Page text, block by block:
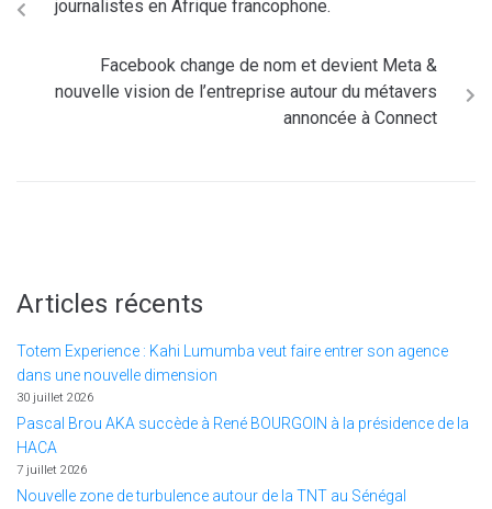
journalistes en Afrique francophone.
Facebook change de nom et devient Meta &
nouvelle vision de l’entreprise autour du métavers
annoncée à Connect
Articles récents
Totem Experience : Kahi Lumumba veut faire entrer son agence
dans une nouvelle dimension
30 juillet 2026
Pascal Brou AKA succède à René BOURGOIN à la présidence de la
HACA
7 juillet 2026
Nouvelle zone de turbulence autour de la TNT au Sénégal